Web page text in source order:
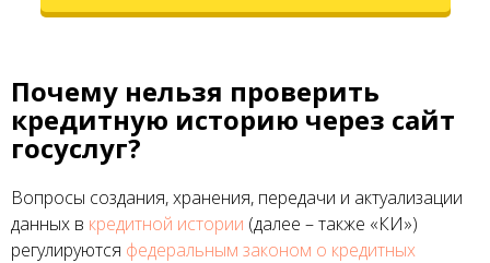
Почему нельзя проверить
кредитную историю через сайт
госуслуг?
Вопросы создания, хранения, передачи и актуализации
данных в кредитной истории (далее – также «КИ»)
регулируются федеральным законом о кредитных